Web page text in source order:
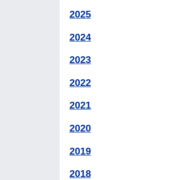
2025
2024
2023
2022
2021
2020
2019
2018